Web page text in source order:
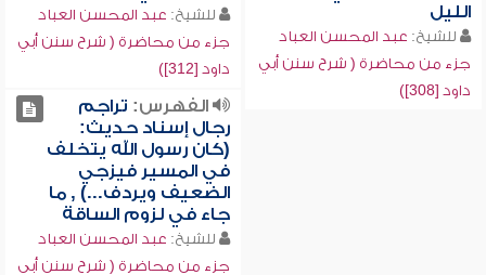
الليل
للشيخ: عبد المحسن العباد
جزء من محاضرة ( شرح سنن أبي
داود [308])
للشيخ: عبد المحسن العباد
جزء من محاضرة ( شرح سنن أبي
داود [312])
الفهرس: تراجم
رجال إسناد حديث:
(كان رسول الله يتخلف
في المسير فيزجي
الضعيف ويردف...) , ما
جاء في لزوم الساقة
للشيخ: عبد المحسن العباد
جزء من محاضرة ( شرح سنن أبي